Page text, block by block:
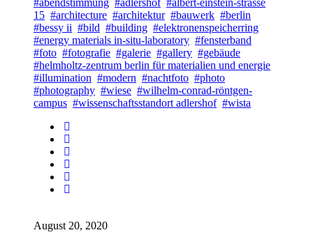
#abendstimmung #adlershof #albert-einstein-strasse
15 #architecture #architektur #bauwerk #berlin
#bessy ii #bild #building #elektronenspeicherring
#energy materials in-situ-laboratory #fensterband
#foto #fotografie #galerie #gallery #gebäude
#helmholtz-zentrum berlin für materialien und energie
#illumination #modern #nachtfoto #photo
#photography #wiese #wilhelm-conrad-röntgen-
campus #wissenschaftsstandort adlershof #wista
August 20, 2020